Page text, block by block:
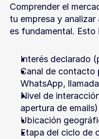
Comprender el
tu empresa y
es fundamental. Esto
Interés declarado
Canal de contacto
WhatsApp,
Nivel de
apertura de emails)
Ubicación
Etapa del ciclo de